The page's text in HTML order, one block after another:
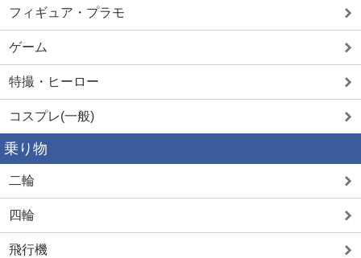
フィギュア・プラモ
ゲーム
特撮・ヒーロー
コスプレ(一般)
乗り物
二輪
四輪
飛行機